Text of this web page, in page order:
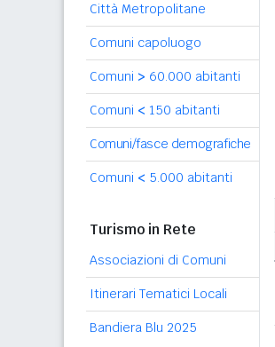
Città Metropolitane
Comuni capoluogo
Comuni > 60.000 abitanti
Comuni < 150 abitanti
Comuni/fasce demografiche
Comuni < 5.000 abitanti
Turismo in Rete
Associazioni di Comuni
Itinerari Tematici Locali
Bandiera Blu 2025